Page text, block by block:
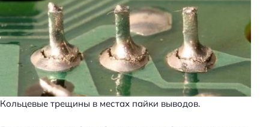
Кольцевые трещины в местах пайки выводов.